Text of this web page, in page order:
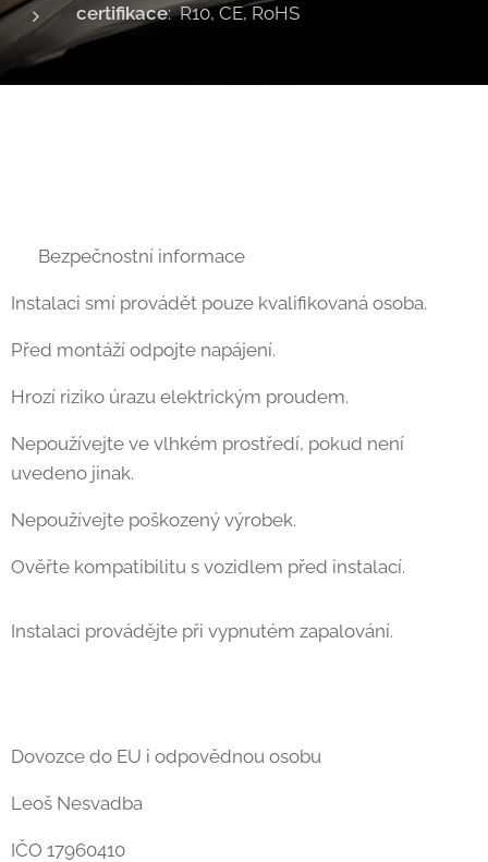
certifikace: R10, CE, RoHS
⚠ Bezpečnostní informace
Instalaci smí provádět pouze kvalifikovaná osoba.
Před montáží odpojte napájení.
Hrozí riziko úrazu elektrickým proudem.
Nepoužívejte ve vlhkém prostředí, pokud není
uvedeno jinak.
Nepoužívejte poškozený výrobek.
Ověřte kompatibilitu s vozidlem před instalací.
Instalaci provádějte při vypnutém zapalování.
Dovozce do EU i odpovědnou osobu
Leoš Nesvadba
IČO 17960410